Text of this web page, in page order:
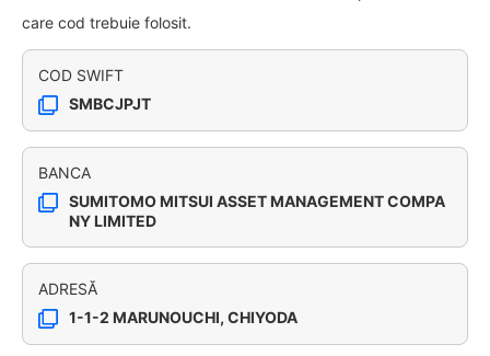
care cod trebuie folosit.
COD SWIFT
SMBCJPJT
BANCA
SUMITOMO MITSUI ASSET MANAGEMENT COMPA
NY LIMITED
ADRESĂ
1-1-2 MARUNOUCHI, CHIYODA